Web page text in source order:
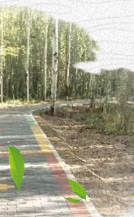
阿拉善盟挡土墙砖
阿拉善盟一体板
阿拉善盟工字砖
阿拉善盟标砖
阿拉善盟水泥多孔砖
阿拉善盟面包砖
阿拉善盟草坪砖
阿拉善盟盲道砖
阿拉善盟护坡砖